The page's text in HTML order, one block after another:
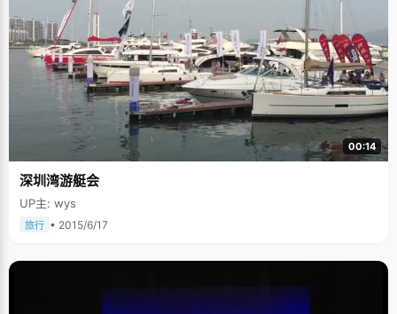
00:14
深圳湾游艇会
UP主: wys
旅行 • 2015/6/17